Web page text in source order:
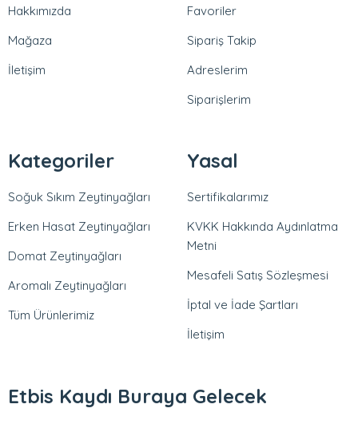
Hakkımızda
Mağaza
İletişim
Favoriler
Sipariş Takip
Adreslerim
Siparişlerim
Kategoriler
Soğuk Sıkım Zeytinyağları
Erken Hasat Zeytinyağları
Domat Zeytinyağları
Aromalı Zeytinyağları
Tüm Ürünlerimiz
Yasal
Sertifikalarımız
KVKK Hakkında Aydınlatma
Metni
Mesafeli Satış Sözleşmesi
İptal ve İade Şartları
İletişim
Etbis Kaydı Buraya Gelecek